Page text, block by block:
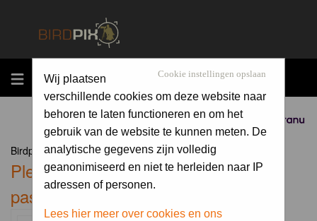
MENU
Sponsored by
Cookie instellingen opslaan
Wij plaatsen
verschillende cookies om deze website naar
behoren te laten functioneren en om het
gebruik van de website te kunnen meten. De
analytische gegevens zijn volledig
geanonimiseerd en niet te herleiden naar IP
adressen of personen.
Lees hier meer over cookies en ons
Birdpix.nl Forum Index
Please enter your username and
password to log in.